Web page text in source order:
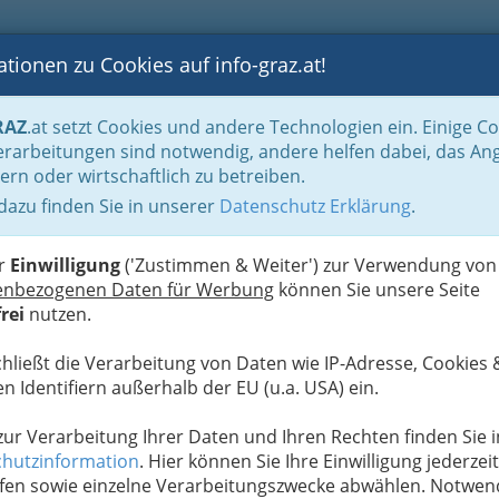
BLOGS FOTOS GASTRONOMIE BRANCHEN
zu Cookies auf info-graz.at!
.at setzt Cookies und andere Technologien ein. Einige
sind notwendig, andere helfen dabei, das
oder wirtschaftlich zu betreiben.
finden Sie in unserer Datenschutz Erklärung.
Einwilligung('Zustimmen & Weiter') zur Verwendung von
Daten für Werbung können Sie unsere Seite
nutzen.
die Verarbeitung von Daten wie IP-Adresse, Cookies
Identifiern außerhalb der EU (u.a. USA) ein.
Verarbeitung Ihrer Daten und Ihren Rechten finden Sie
. Hier können Sie Ihre Einwilligung jederzeit
sowie einzelne Verarbeitungszwecke abwählen.
Maler u. Lackierer & Schildhersteller
1
Gesellschaft m.b.H.